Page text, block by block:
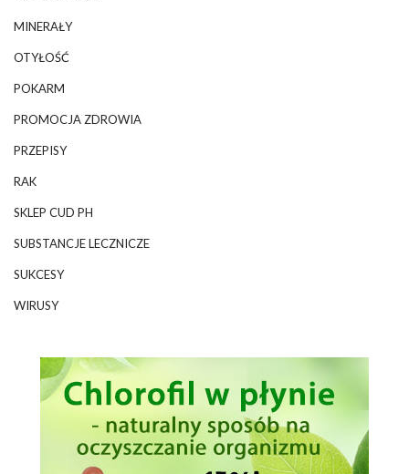
MINERAŁY
OTYŁOŚĆ
POKARM
PROMOCJA ZDROWIA
PRZEPISY
RAK
SKLEP CUD PH
SUBSTANCJE LECZNICZE
SUKCESY
WIRUSY